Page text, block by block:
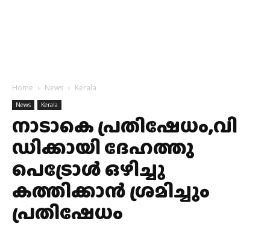
Home News Kerala
News Kerala
നാടാകെ പ്രതിഷേധം,വി
ഡിക്കായി ദേഹത്തു
പെട്രോൾ ഒഴിച്ചു
കത്തിക്കാന്‍ ശ്രമിച്ചും
പ്രതിഷേധം